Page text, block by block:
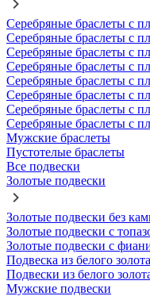
Серебряные браслеты с
Серебряные браслеты с
Серебряные браслеты с
Серебряные браслеты с
Серебряные браслеты с
Серебряные браслеты с
Серебряные браслеты с
Серебряные браслеты с
Мужские браслеты
Пустотелые браслеты
Все подвески
Золотые подвески
Золотые подвески без
Золотые подвески с
Золотые подвески с
Подвеска из белого
Подвески из белого
Мужские подвески